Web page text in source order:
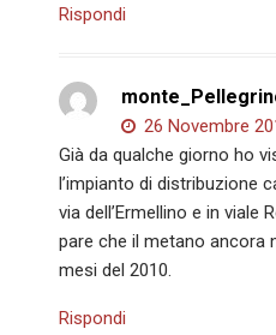
Rispondi
26 Novembre
Già da qualche giorno ho
l’impianto di distribuzione
via dell’Ermellino e in viale
pare che il metano ancora
mesi del 2010.
Rispondi